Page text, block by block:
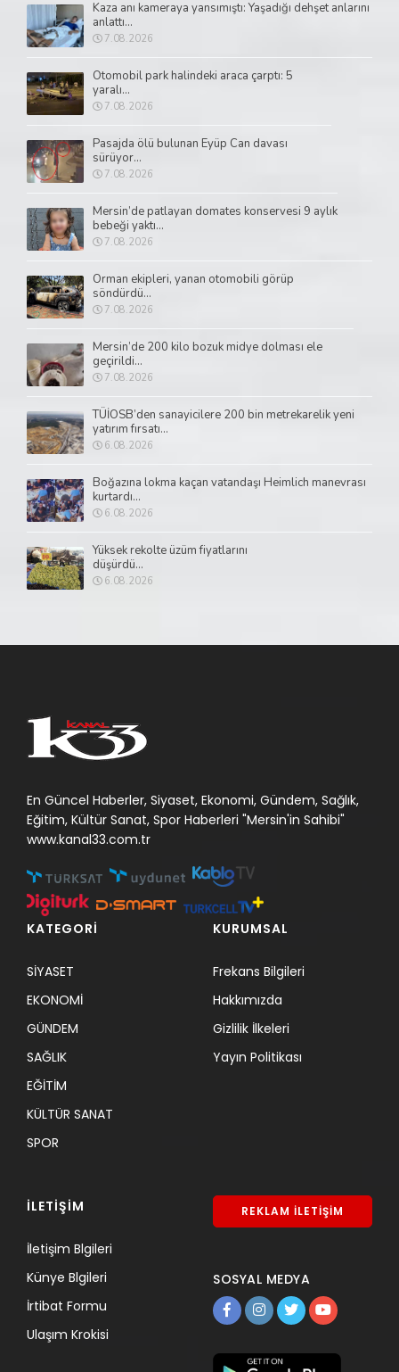
Kaza anı kameraya yansımıştı: Yaşadığı dehşet anlarını
anlattı...
7.08.2026
Otomobil park halindeki araca çarptı: 5
yaralı...
7.08.2026
Pasajda ölü bulunan Eyüp Can davası
sürüyor...
7.08.2026
Mersin’de patlayan domates konservesi 9 aylık
bebeği yaktı...
7.08.2026
Orman ekipleri, yanan otomobili görüp
söndürdü...
7.08.2026
Mersin’de 200 kilo bozuk midye dolması ele
geçirildi...
7.08.2026
TÜİOSB’den sanayicilere 200 bin metrekarelik yeni
yatırım fırsatı...
6.08.2026
Boğazına lokma kaçan vatandaşı Heimlich manevrası
kurtardı...
6.08.2026
Yüksek rekolte üzüm fiyatlarını
düşürdü...
6.08.2026
En Güncel Haberler, Siyaset, Ekonomi, Gündem, Sağlık,
Eğitim, Kültür Sanat, Spor Haberleri "Mersin'in Sahibi"
www.kanal33.com.tr
KATEGORİ
SİYASET
EKONOMİ
GÜNDEM
SAĞLIK
EĞİTİM
KÜLTÜR SANAT
SPOR
KURUMSAL
Frekans Bilgileri
Hakkımızda
Gizlilik İlkeleri
Yayın Politikası
İLETİŞİM
İletişim Blgileri
Künye Blgileri
İrtibat Formu
Ulaşım Krokisi
REKLAM İLETİŞİM
SOSYAL MEDYA